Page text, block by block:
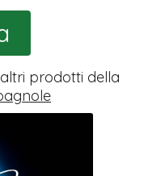
prodotti della